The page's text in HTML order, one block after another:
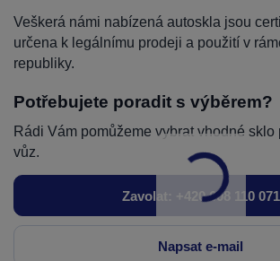
Veškerá námi nabízená autoskla jsou
určena k legálnímu prodeji a použití v
republiky.
Potřebujete poradit s výběrem?
Rádi Vám pomůžeme vybrat vhodné sklo
vůz.
Zavolat: +420 608 110 071
Napsat e-mail